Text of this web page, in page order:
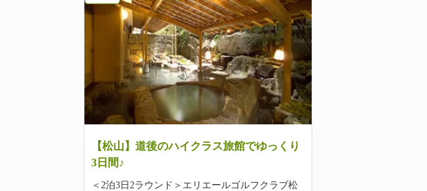
【松山】道後のハイクラス旅館でゆっくり
3日間♪
＜2泊3日2ラウンド＞エリエールゴルフクラブ松